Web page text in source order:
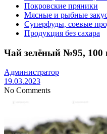
Покровские пряники
Мясные и рыбные
Суперфуды, соевые
Продукция без сахара
Чай зелёный №95, 100
Администратор
19.03.2023
No Comments